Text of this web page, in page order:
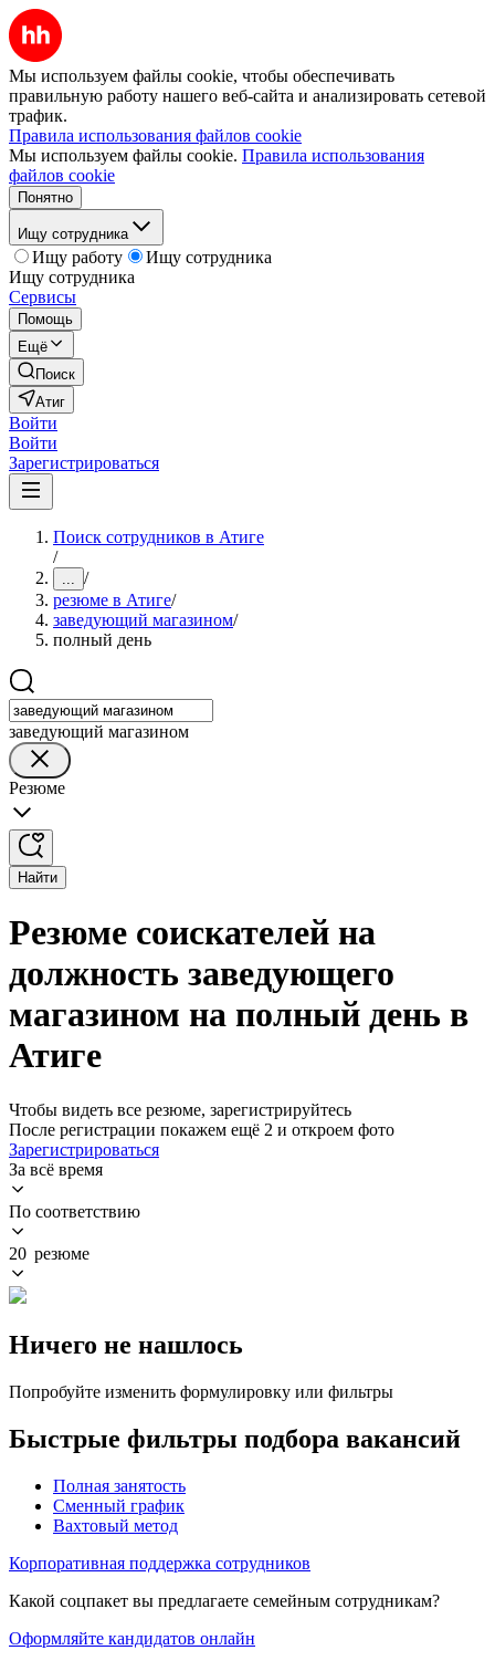
Мы используем файлы cookie, чтобы обеспечивать
правильную работу нашего веб-сайта и анализировать сетевой
трафик.
Правила использования файлов cookie
Мы используем файлы cookie. Правила использования
файлов cookie
Понятно
Ищу сотрудника
Ищу работу
Ищу сотрудника
Ищу сотрудника
Сервисы
Помощь
Ещё
Поиск
Атиг
Войти
Войти
Зарегистрироваться
Поиск сотрудников в Атиге
/
... /
резюме в Атиге/
заведующий магазином/
полный день
заведующий магазином
Резюме
Найти
Резюме соискателей на
должность заведующего
магазином на полный день в
Атиге
Чтобы видеть все резюме, зарегистрируйтесь
После регистрации покажем ещё 2 и откроем фото
Зарегистрироваться
За всё время
По соответствию
20 резюме
Ничего не нашлось
Попробуйте изменить формулировку или фильтры
Быстрые фильтры подбора вакансий
Полная занятость
Сменный график
Вахтовый метод
Корпоративная поддержка сотрудников
Какой соцпакет вы предлагаете семейным сотрудникам?
Оформляйте кандидатов онлайн